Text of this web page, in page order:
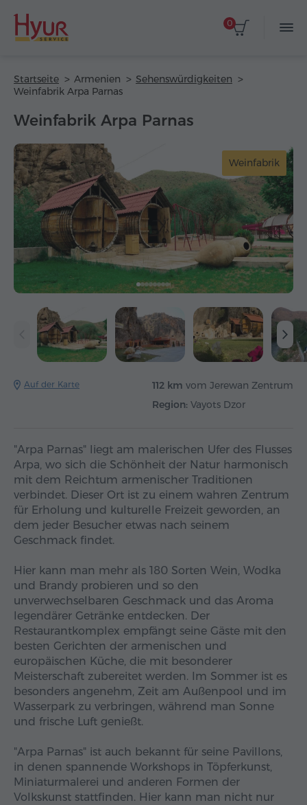
0
Startseite Armenien
Sehenswürdigkeiten
Weinfabrik Arpa Parnas
Weinfabrik Arpa Parnas
Weinfabrik
Auf der Karte 112 km vom Jerewan Zentrum
Region: Vayots Dzor
"Arpa Parnas" liegt am malerischen Ufer des Flusses
Arpa, wo sich die Schönheit der Natur harmonisch
mit dem Reichtum armenischer Traditionen
verbindet. Dieser Ort ist zu einem wahren Zentrum
für Erholung und kulturelle Freizeit geworden, an
dem jeder Besucher etwas nach seinem
Geschmack findet.
Hier kann man mehr als 180 Sorten Wein, Wodka
und Brandy probieren und so den
unverwechselbaren Geschmack und das Aroma
legendärer Getränke entdecken. Der
Restaurantkomplex empfängt seine Gäste mit den
besten Gerichten der armenischen und
europäischen Küche, die mit besonderer
Meisterschaft zubereitet werden. Im Sommer ist es
besonders angenehm, Zeit am Außenpool und im
Wasserpark zu verbringen, während man Sonne
und frische Luft genießt.
"Arpa Parnas" ist auch bekannt für seine Pavillons,
in denen spannende Workshops in Töpferkunst,
Miniaturmalerei und anderen Formen der
Volkskunst stattfinden. Hier kann man nicht nur